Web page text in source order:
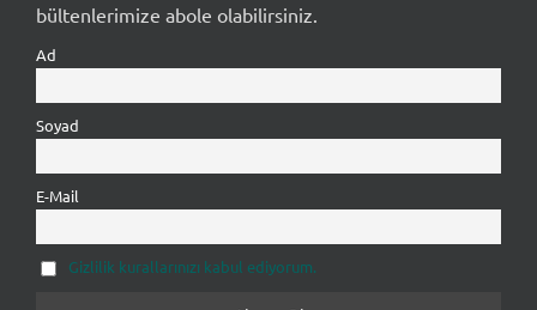
bültenlerimize abole olabilirsiniz.
Ad
Soyad
E-Mail
Gizlilik kurallarınızı kabul ediyorum.